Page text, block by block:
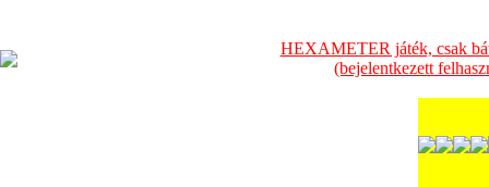
HEXAMETER játék, csak
(bejelentkezett